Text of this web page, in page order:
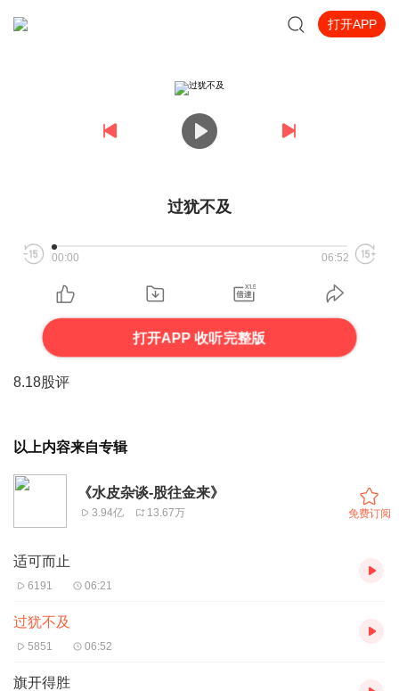
打开APP
过犹不及
00:00 06:52
打开APP 收听完整版
8.18股评
以上内容来自专辑
《水皮杂谈-股往金来》
3.94亿 13.67万 免费订阅
适可而止
6191 06:21
过犹不及
5851 06:52
旗开得胜